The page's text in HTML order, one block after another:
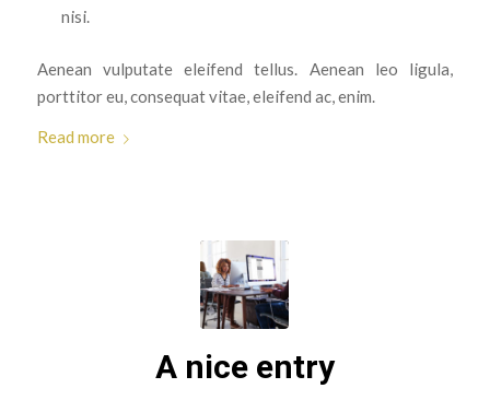
nisi.
Aenean vulputate eleifend tellus. Aenean leo ligula,
porttitor eu, consequat vitae, eleifend ac, enim.
Read more
A nice entry